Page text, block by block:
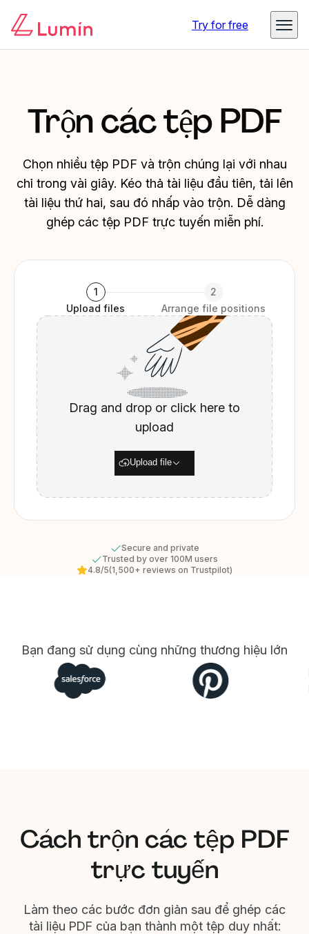
Try for free
Trộn các tệp PDF
Chọn nhiều tệp PDF và trộn chúng lại với nhau
chỉ trong vài giây. Kéo thả tài liệu đầu tiên, tải lên
tài liệu thứ hai, sau đó nhấp vào trộn. Dễ dàng
ghép các tệp PDF trực tuyến miễn phí.
1
Upload files
2
Arrange file positions
Drag and drop or click here to
upload
Upload file
Secure and private
Trusted by over 100M users
4.8/5(1,500+ reviews on Trustpilot)
Bạn đang sử dụng cùng những thương hiệu lớn
Cách trộn các tệp PDF
trực tuyến
Làm theo các bước đơn giản sau để ghép các
tài liệu PDF của bạn thành một tệp duy nhất: